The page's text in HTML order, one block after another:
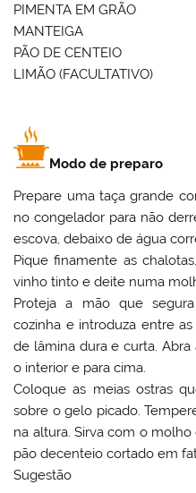
PIMENTA EM GRÃO
MANTEIGA
PÃO DE CENTEIO
LIMÃO (FACULTATIVO)
Modo de preparo
Prepare uma taça grande
no congelador para não
escova, debaixo de água
Pique finamente as
vinho tinto e deite numa
Proteja a mão que
cozinha e introduza entre
de lâmina dura e curta. Abra
o interior e para cima.
Coloque as meias ostras
sobre o gelo picado.
na altura. Sirva com o
pão decenteio cortado em
Sugestão